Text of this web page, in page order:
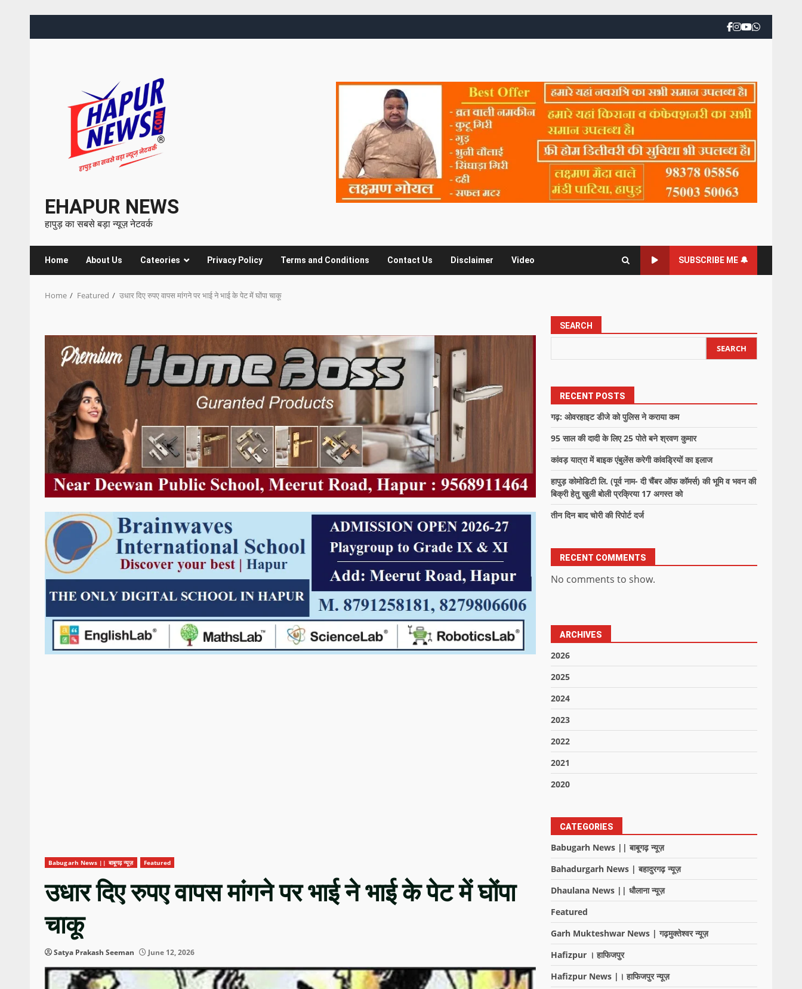
EHAPUR NEWS
हापुड़ का सबसे बड़ा न्यूज़ नेटवर्क
Home About Us Cateories Privacy Policy Terms and Conditions Contact Us Disclaimer Video SUBSCRIBE ME 🔔
Home Featured उधार दिए रुपए वापस मांगने पर भाई ने भाई के पेट में घोंपा चाकू
Babugarh News || बाबूगढ़ न्यूज़ Featured
उधार दिए रुपए वापस मांगने पर भाई ने भाई के पेट में घोंपा
चाकू
Satya Prakash Seeman June 12, 2026
SEARCH
SEARCH
RECENT POSTS
गढ़: ओवरहाइट डीजे को पुलिस ने कराया कम
95 साल की दादी के लिए 25 पोते बने श्रवण कुमार
कांवड़ यात्रा में बाइक एंबुलेंस करेगी कांवड्रियों का इलाज
हापुड़ कोमोडिटी लि. (पूर्व नाम- दी चैंबर ऑफ कॉमर्स) की भूमि व भवन की
बिक्री हेतु खुली बोली प्रक्रिया 17 अगस्त को
तीन दिन बाद चोरी की रिपोर्ट दर्ज
RECENT COMMENTS
No comments to show.
ARCHIVES
2026
2025
2024
2023
2022
2021
2020
CATEGORIES
Babugarh News || बाबूगढ़ न्यूज़
Bahadurgarh News | बहादुरगढ़ न्यूज़
Dhaulana News || धौलाना न्यूज़
Featured
Garh Mukteshwar News | गढ़मुक्तेश्वर न्यूज़
Hafizpur । हाफिजपुर
Hafizpur News |। हाफिजपुर न्यूज़